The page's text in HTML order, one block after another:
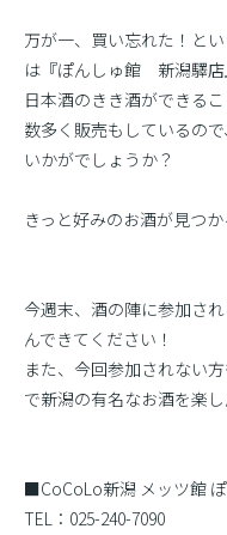
万が一、買い忘れた！と
は『ぽんしゅ館 新潟驛店
日本酒のきき酒ができる
数多く販売もしているの
いかがでしょうか？
きっと好みのお酒が見つか
今週末、酒の陣に参加さ
んできてください！
また、今回参加されない
で新潟の有名なお酒を楽
■CoCoLo新潟 メッツ館
TEL：025-240-7090